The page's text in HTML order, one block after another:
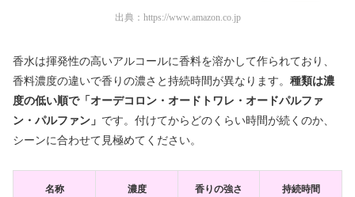
出典： https://www.amazon.co.jp
香水は揮発性の高いアルコールに香料を溶かして作られており、
香料濃度の違いで香りの濃さと持続時間が異なります。 種類は濃
度の低い順で「オーデコロン・オードトワレ・オードパルファ
ン・パルファン」 です。付けてからどのくらい時間が続くのか、
シーンに合わせて見極めてください。
名称 濃度 香りの強さ 持続時間